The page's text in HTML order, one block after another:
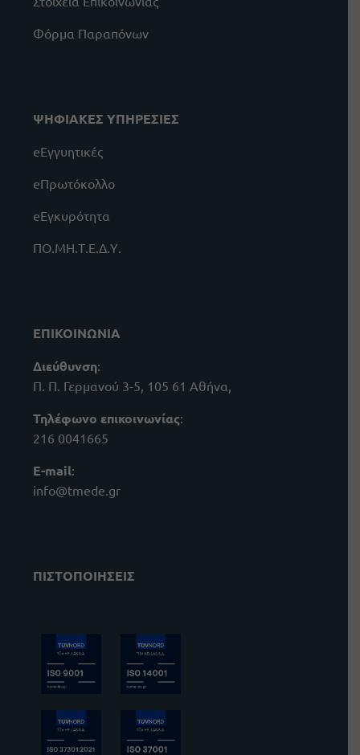
Φόρμα Παραπόνων
ΨΗΦΙΑΚΕΣ ΥΠΗΡΕΣΙΕΣ
eΕγγυητικές
eΠρωτόκολλο
eΕγκυρότητα
ΠΟ.ΜΗ.Τ.Ε.Δ.Υ.
ΕΠΙΚΟΙΝΩΝΙΑ
Διεύθυνση:
Π. Π. Γερμανού 3-5, 105 61 Αθήνα,
Τηλέφωνο επικοινωνίας:
216 0041665
E-mail:
info@tmede.gr
ΠΙΣΤΟΠΟΙΗΣΕΙΣ